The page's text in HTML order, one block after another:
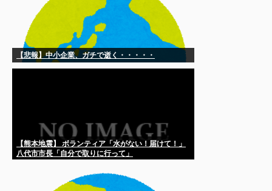
【悲報】中小企業、ガチで逝く・・・・・
【熊本地震】 ボランティア「水がない！届けて！」
八代市市長「自分で取りに行って」